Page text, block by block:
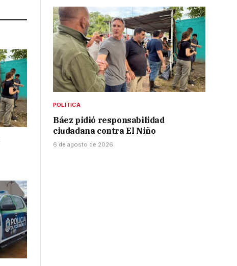
POLÍTICA
Báez pidió responsabilidad
ciudadana contra El Niño
6 de agosto de 2026